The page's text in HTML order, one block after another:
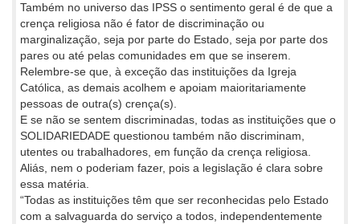
Também no universo das IPSS o sentimento geral é de que a
crença religiosa não é fator de discriminação ou
marginalização, seja por parte do Estado, seja por parte dos
pares ou até pelas comunidades em que se inserem.
Relembre-se que, à exceção das instituições da Igreja
Católica, as demais acolhem e apoiam maioritariamente
pessoas de outra(s) crença(s).
E se não se sentem discriminadas, todas as instituições que o
SOLIDARIEDADE questionou também não discriminam,
utentes ou trabalhadores, em função da crença religiosa.
Aliás, nem o poderiam fazer, pois a legislação é clara sobre
essa matéria.
“Todas as instituições têm que ser reconhecidas pelo Estado
com a salvaguarda do serviço a todos, independentemente